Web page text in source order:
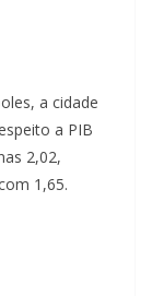
a cidade
a PIB
2,02,
1,65.